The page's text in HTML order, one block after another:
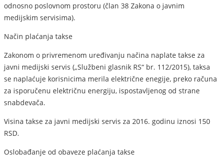
odnosno poslovnom prostoru (član 38 Zakona o javnim
medijskim servisima).
Način plaćanja takse
Zakonom o privremenom uređivanju načina naplate takse za
javni medijski servis („Službeni glasnik RS“ br. 112/2015), taksa
se naplaćuje korisnicima merila električne enegije, preko računa
za isporučenu električnu energiju, ispostavljenog od strane
snabdevača.
Visina takse za javni medijski servis za 2016. godinu iznosi 150
RSD.
Oslobađanje od obaveze plaćanja takse